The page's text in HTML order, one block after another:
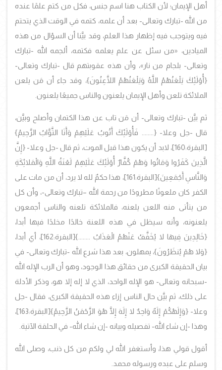
أهل الإيمان؛ لأن الكتاب هنا اسم جنس، فكل من كتم علمًا عنده
من الله -تبارك وتعالى- بعد أن علمه، كتمه في الوقت الذي يتحتم
فيه ويتوجب فيه إظهار هذا العلم، وقد بيَّنا أن السؤال من هذه
الميادين، «من سئل عن علم يعلمه فكتمه، ألجمه الله -تبارك
وتعالى- بلجام من نار»، وأن هذه عقوبتهم قال -تبارك وتعالى-
{أُوْلَئِكَ يَلْعَنُهُمُ اللَّهُ وَيَلْعَنُهُمُ اللَّاعِنُونَ}، وقد جاء أن مَن يلعن
الملائكة تلعن وأهل الإيمان يلعنون والناس جميعًا يلعنون.
ثم بيَّن -تبارك وتعالى- أن مَن تاب عن هذا الكتمان وأصلح وبيَّن،
قال -جل وعلا- {........ فَأُوْلَئِكَ أَتُوبُ عَلَيْهِمْ وَأَنَا التَّوَّابُ الرَّحِيمُ}
[البقرة:160]، لابد أن يكون هذا قبل الموت، ثم قال -جل وعلا-
{إِنَّ
الَّذِينَ كَفَرُوا وَمَاتُوا وَهُمْ كُفَّارٌ أُوْلَئِكَ عَلَيْهِمْ لَعْنَةُ اللَّهِ وَالْمَلائِكَةِ
وَالنَّاسِ أَجْمَعِينَ}
[البقرة:161]، هذا حكمٌ لله لا يرد، أن من مات على
الكفر كان ملعونًا مطرودًا من رحمة الله –تبارك وتعالى-، وأن كل
من يتأتى منه اللعن يلعنه، فالملائكة تلعنه والناس أجمعون
يلعنونه، وأنه سيظل في هذه اللعنة خالدًا مخلدًا فيها أبدا،
{خَالِدِينَ فِيهَا لا يُخَفَّفُ عَنْهُمُ الْعَذَابُ ........}[البقرة:162]، أي أبدا،
{وَلا هُمْ يُنظَرُونَ}، يمهلون، بعد هذا شرع الله -تبارك وتعالى- في
بيان الحقيقة الكبرى من حقائق هذا الوجود، وهو أن الرب الإله الله
-سبحانه وتعالى- هو الإله الواحد، الذي لا إله إلا هو، وذكر الأدلة
على ذلك، ثم بيَّن حال الناس إزاء هذه الحقيقة الكبرى، فقال -جل
وعلا- {وَإِلَهُكُمْ إِلَهٌ وَاحِدٌ لا إِلَهَ إِلَّا هُوَ الرَّحْمَنُ الرَّحِيمُ}
[البقرة:163]،
وهذا -إن شاء الله- تفصيله وبيانه -إن شاء الله- في الحلقة الآتية.
أقول قولي هذا، وأستغفر الله لي ولكم من كل ذنب، وصلى الله
وسلم على عبده ورسوله محمد.